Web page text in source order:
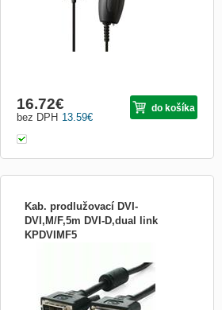
13.59€
bez DPH
16.72€ do košíka
Kab. prodlužovací DVI-
DVI,M/F,5m DVI-D,dual link
KPDVIMF5